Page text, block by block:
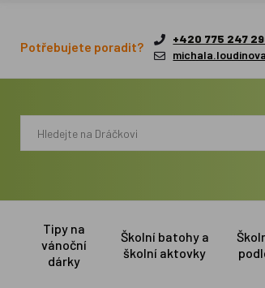
Potřebujete poradit?
+420 775 247
Tipy na
vánoční
dárky
Školní batohy a
školní aktovky